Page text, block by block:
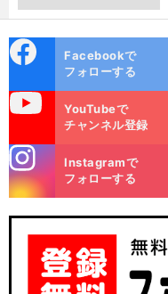
ok
Facebookで
フォローする
YouTubeで
チャンネル登録
m
Instagramで
フォローする